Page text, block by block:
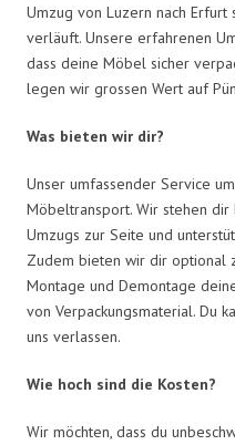
Umzug von Luzern nach
verläuft. Unsere erfahrenen
dass deine Möbel sicher
legen wir grossen Wert auf
Was bieten wir dir?
Unser umfassender Service
Möbeltransport. Wir stehen
Umzugs zur Seite und
Zudem bieten wir dir optional
Montage und Demontage
von Verpackungsmaterial. Du
uns verlassen.
Wie hoch sind die Kosten?
Wir möchten, dass du